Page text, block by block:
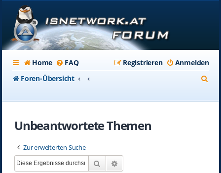
Home FAQ Anmelden
Registrieren
Foren-Übersicht
Unbeantwortete Themen
Zur erweiterten Suche
Suche